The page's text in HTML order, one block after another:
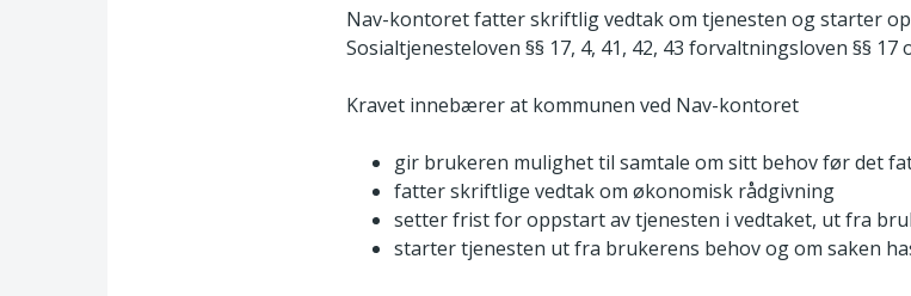
Nav-kontoret fatter skriftlig vedtak om tjenesten og starter
Sosialtjenesteloven §§ 17, 4, 41, 42, 43 forvaltningsloven §§ 17
Kravet innebærer at kommunen ved Nav-kontoret
gir brukeren mulighet til samtale om sitt behov før det
fatter skriftlige vedtak om økonomisk rådgivning
setter frist for oppstart av tjenesten i vedtaket, ut fra
starter tjenesten ut fra brukerens behov og om saken